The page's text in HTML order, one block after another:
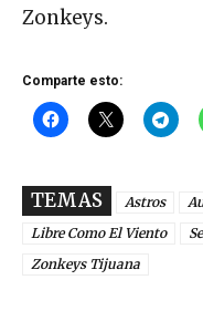
Zonkeys.
Comparte esto:
TEMAS Astros
Libre Como El Viento
Zonkeys Tijuana